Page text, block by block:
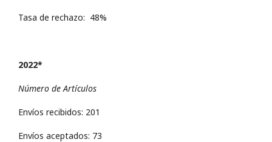
Tasa de rechazo: 48%
2022*
Número de Artículos
Envíos recibidos: 201
Envíos aceptados: 73